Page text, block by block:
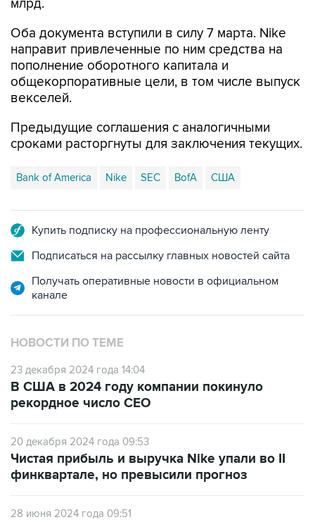
млрд.
Оба документа вступили в силу 7 марта. Nike
направит привлеченные по ним средства на
пополнение оборотного капитала и
общекорпоративные цели, в том числе выпуск
векселей.
Предыдущие соглашения с аналогичными
сроками расторгнуты для заключения текущих.
Bank of America Nike SEC BofA США
Купить подписку на профессиональную ленту
Подписаться на рассылку главных новостей сайта
Получать оперативные новости в официальном
канале
НОВОСТИ ПО ТЕМЕ
23 декабря 2024 года 14:04
В США в 2024 году компании покинуло
рекордное число CEO
20 декабря 2024 года 09:53
Чистая прибыль и выручка Nike упали во II
финквартале, но превысили прогноз
28 июня 2024 года 09:51